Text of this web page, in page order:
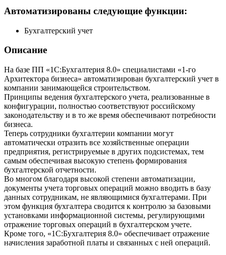
Автоматизированы следующие функции:
Бухгалтерский учет
Описание
На базе ПП «1С:Бухгалтерия 8.0» специалистами «1-го
Архитектора бизнеса» автоматизирован бухгалтерский учет в
компании занимающейся строительством.
Принципы ведения бухгалтерского учета, реализованные в
конфигурации, полностью соответствуют российскому
законодательству и в то же время обеспечивают потребности
бизнеса.
Теперь сотрудники бухгалтерии компании могут
автоматически отразить все хозяйственные операции
предприятия, регистрируемые в других подсистемах, тем
самым обеспечивая высокую степень формирования
бухгалтерской отчетности.
Во многом благодаря высокой степени автоматизации,
документы учета торговых операций можно вводить в базу
данных сотрудникам, не являющимися бухгалтерами. При
этом функция бухгалтера сводится к контролю за базовыми
установками информационной системы, регулирующими
отражение торговых операций в бухгалтерском учете.
Кроме того, «1С:Бухгалтерия 8.0» обеспечивает отражение
начисления заработной платы и связанных с ней операций.